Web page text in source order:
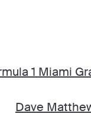
1 Miami
Dave